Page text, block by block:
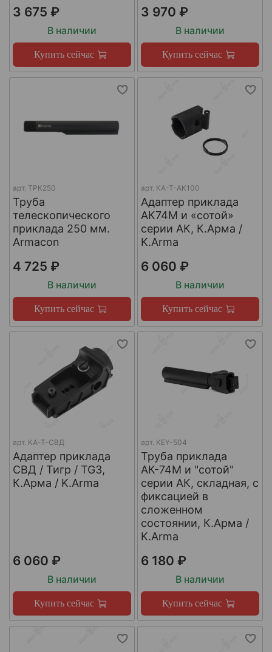
3 675 ₽
В наличии
Купить сейчас
3 970 ₽
В наличии
Купить сейчас
арт. ТРК250
Труба
телескопического
приклада 250 мм.
Armacon
4 725 ₽
В наличии
Купить сейчас
арт. КА-Т-АК100
Адаптер приклада
АК74М и «сотой»
серии АК, К.Арма /
K.Arma
6 060 ₽
В наличии
Купить сейчас
арт. КА-Т-СВД
Адаптер приклада
СВД / Тигр / TG3,
К.Арма / K.Arma
6 060 ₽
В наличии
Купить сейчас
арт. KEY-504
Труба приклада
АК-74М и "сотой"
серии АК, складная, с
фиксацией в
сложенном
состоянии, К.Арма /
K.Arma
6 180 ₽
В наличии
Купить сейчас